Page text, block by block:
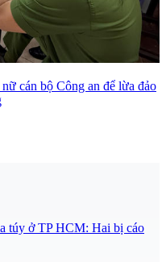
cán bộ Công an để lừa đảo
túy ở TP HCM: Hai bị cáo